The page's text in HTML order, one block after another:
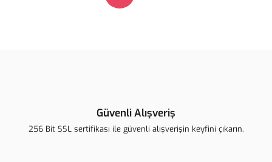
Güvenli Alışveriş
256 Bit SSL sertifikası ile güvenli alışverişin keyfini çıkarın.